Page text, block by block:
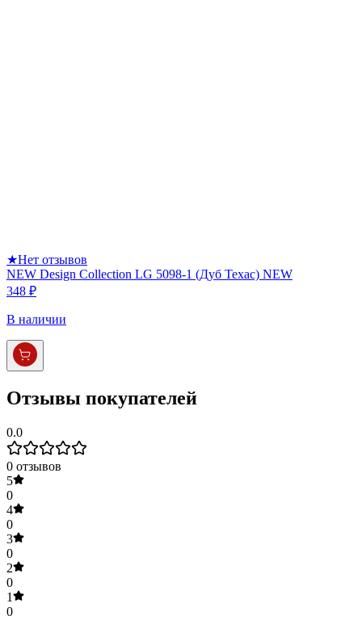
★Нет отзывов
NEW Design Collection LG 5098-1 (Дуб Техас) NEW
348 ₽
В наличии
Отзывы покупателей
0.0
0 отзывов
5
0
4
0
3
0
2
0
1
0